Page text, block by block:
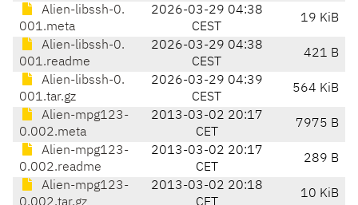
Alien-libssh-0.
001.meta
2026-03-29 04:38
CEST
19 KiB
Alien-libssh-0.
001.readme
2026-03-29 04:38
CEST
421 B
Alien-libssh-0.
001.tar.gz
2026-03-29 04:39
CEST
564 KiB
Alien-mpg123-
0.002.meta
2013-03-02 20:17
CET
7975 B
Alien-mpg123-
0.002.readme
2013-03-02 20:17
CET
289 B
Alien-mpg123-
2013-03-02 20:18
10 KiB